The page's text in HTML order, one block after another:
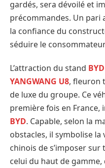
gardés, sera dévoilé et
précommandes. Un pari
la confiance du
séduire le
L’attraction du stand BYD
YANGWANG U8, fleuron
de luxe du groupe. Ce
première fois en France,
BYD. Capable, selon la
obstacles, il symbolise
chinois de s’imposer
celui du haut de gamme,